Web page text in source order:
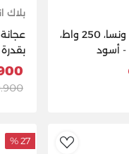
خلاط يدوي من ونسا، 250 واط،
بلاك
27 %